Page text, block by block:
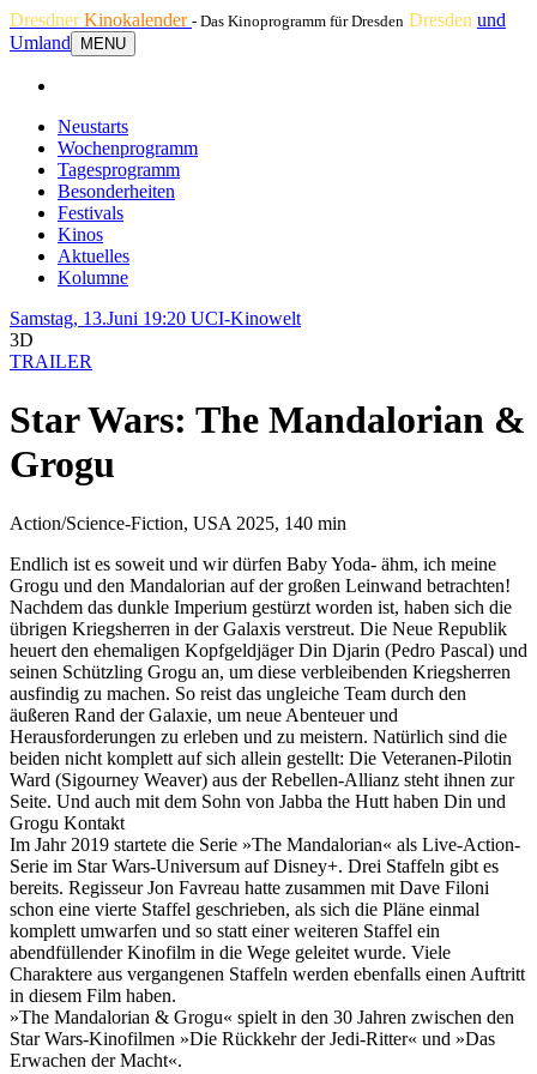
DresdnerKinokalender - Das Kinoprogramm für Dresden Dresden und
Umland
MENU
Neustarts
Wochenprogramm
Tagesprogramm
Besonderheiten
Festivals
Kinos
Aktuelles
Kolumne
Samstag, 13.Juni 19:20 UCI-Kinowelt
3D
TRAILER
Star Wars: The Mandalorian &
Grogu
Action/Science-Fiction, USA 2025, 140 min
Endlich ist es soweit und wir dürfen Baby Yoda- ähm, ich meine
Grogu und den Mandalorian auf der großen Leinwand betrachten!
Nachdem das dunkle Imperium gestürzt worden ist, haben sich die
übrigen Kriegsherren in der Galaxis verstreut. Die Neue Republik
heuert den ehemaligen Kopfgeldjäger Din Djarin (Pedro Pascal) und
seinen Schützling Grogu an, um diese verbleibenden Kriegsherren
ausfindig zu machen. So reist das ungleiche Team durch den
äußeren Rand der Galaxie, um neue Abenteuer und
Herausforderungen zu erleben und zu meistern. Natürlich sind die
beiden nicht komplett auf sich allein gestellt: Die Veteranen-Pilotin
Ward (Sigourney Weaver) aus der Rebellen-Allianz steht ihnen zur
Seite. Und auch mit dem Sohn von Jabba the Hutt haben Din und
Grogu Kontakt
Im Jahr 2019 startete die Serie »The Mandalorian« als Live-Action-
Serie im Star Wars-Universum auf Disney+. Drei Staffeln gibt es
bereits. Regisseur Jon Favreau hatte zusammen mit Dave Filoni
schon eine vierte Staffel geschrieben, als sich die Pläne einmal
komplett umwarfen und so statt einer weiteren Staffel ein
abendfüllender Kinofilm in die Wege geleitet wurde. Viele
Charaktere aus vergangenen Staffeln werden ebenfalls einen Auftritt
in diesem Film haben.
»The Mandalorian & Grogu« spielt in den 30 Jahren zwischen den
Star Wars-Kinofilmen »Die Rückkehr der Jedi-Ritter« und »Das
Erwachen der Macht«.